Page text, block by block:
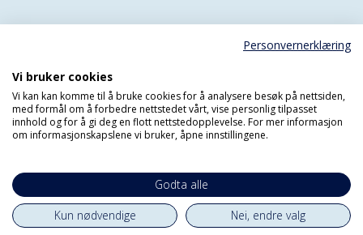
Facebook
Personvernerklæring
Powered by Labrador CMS
Personvernerklæring
Vi bruker cookies
Vi kan kan komme til å bruke cookies for å analysere besøk på nettsiden,
med formål om å forbedre nettstedet vårt, vise personlig tilpasset
innhold og for å gi deg en flott nettstedopplevelse. For mer informasjon
om informasjonskapslene vi bruker, åpne innstillingene.
Godta alle
Kun nødvendige
Nei, endre valg